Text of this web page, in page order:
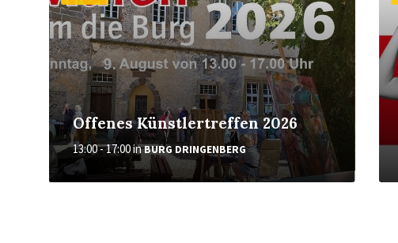
Offenes Künstlertreffen 2026
13:00 - 17:00inBURG DRINGENBERG